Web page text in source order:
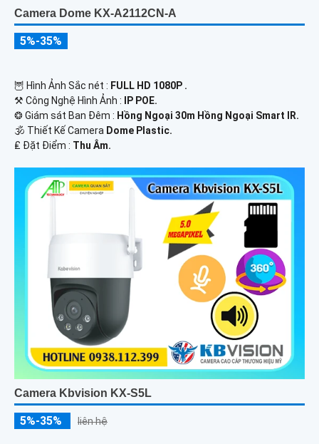
Camera Dome KX-A2112CN-A
5%-35%
🦉 Hình Ảnh Sắc nét : FULL HD 1080P .
⚒ Công Nghệ Hình Ảnh :
IP POE.
❂ Giám sát Ban Đêm : Hồng Ngoại 30m Hồng Ngoại Smart IR.
🕉️ Thiết Kế Camera Dome Plastic.
️₤ Đặt Điểm : Thu Âm.
Camera Kbvision KX-S5L
5%-35% liên hệ